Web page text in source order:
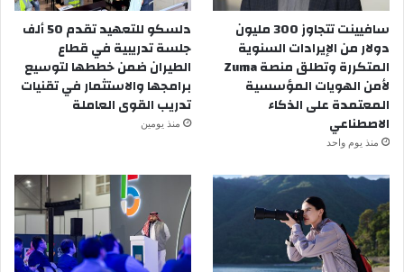
سافيينت تتجاوز 300 مليون
دولار من الإيرادات السنوية
المتكررة وتطلق منصة Zuma
لأمن الهويات المؤسسية
المعتمدة على الذكاء
الاصطناعي
منذ يوم واحد
دلسكو للتعهيد تقدم 50 ألف
جلسة تدريبية في قطاع
الطيران ضمن خططها لتوسيع
برامجها والاستثمار في تقنيات
تدريب القوى العاملة
منذ يومين